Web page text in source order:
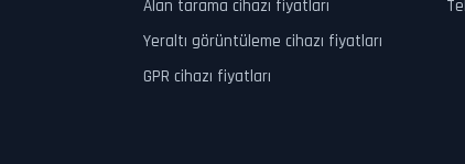
Alan tarama cihazı fiyatları
Yeraltı görüntüleme cihazı fiyatları
GPR cihazı fiyatları